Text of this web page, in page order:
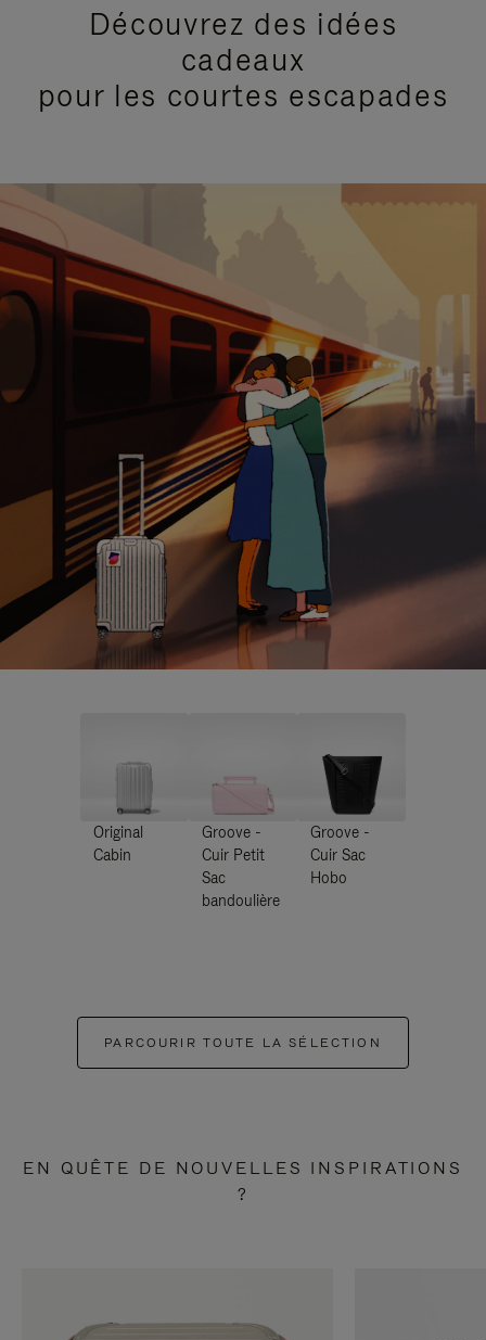
Découvrez des idées
cadeaux
pour les courtes escapades
Original
Cabin
Groove -
Cuir Petit
Sac
bandoulière
Groove -
Cuir Sac
Hobo
PARCOURIR TOUTE LA SÉLECTION
EN QUÊTE DE NOUVELLES INSPIRATIONS
?